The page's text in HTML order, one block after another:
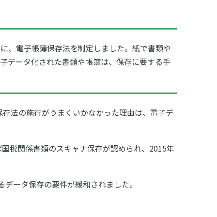
、電子帳簿保存法を制定しました。紙で書類や
データ化された書類や帳簿は、保存に要する手
法の施行がうまくいかなかった理由は、電子デ
税関係書類のスキャナ保存が認められ、2015年
ータ保存の要件が緩和されました。